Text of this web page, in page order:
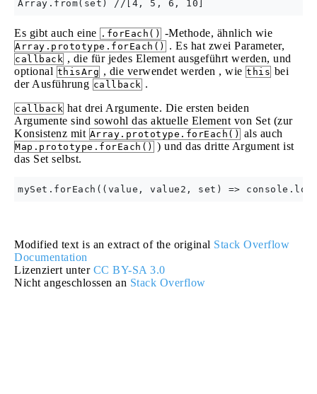
Es gibt auch eine .forEach() -Methode, ähnlich wie
Array.prototype.forEach() . Es hat zwei Parameter,
callback , die für jedes Element ausgeführt werden, und
optional thisArg , die verwendet werden , wie this bei
der Ausführung callback .
callback hat drei Argumente. Die ersten beiden
Argumente sind sowohl das aktuelle Element von Set (zur
Konsistenz mit Array.prototype.forEach() als auch
Map.prototype.forEach() ) und das dritte Argument ist
das Set selbst.
Modified text is an extract of the original Stack Overflow
Documentation
Lizenziert unter CC BY-SA 3.0
Nicht angeschlossen an Stack Overflow